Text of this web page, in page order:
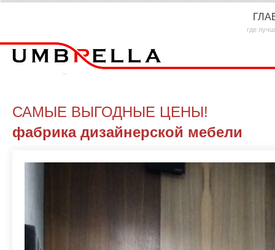
где
САМЫЕ ВЫГОДНЫЕ ЦЕНЫ!
фабрика дизайнерской мебели